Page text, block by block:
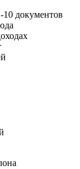
документов